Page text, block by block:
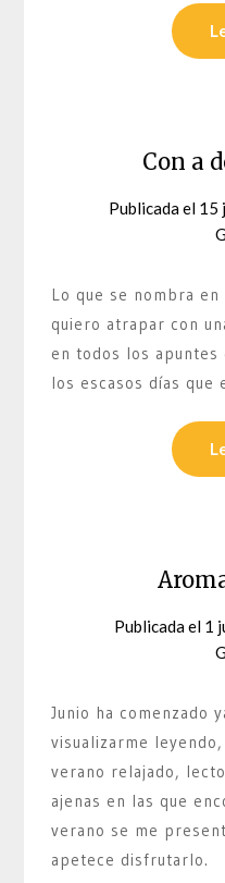
Con a
Publicada el 15
Lo que se nombra
quiero atrapar con
en todos los apuntes
los escasos días que
Publicada el 1
Junio ha comenzado
visualizarme
verano relajado,
ajenas en las que
verano se me
apetece disfrutarlo.